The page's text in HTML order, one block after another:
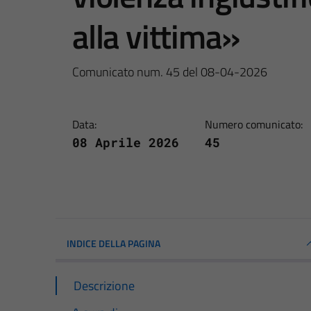
alla vittima»
Comunicato num. 45 del 08-04-2026
Data:
08 Aprile 2026
Numero comunicato:
45
INDICE DELLA PAGINA
Descrizione